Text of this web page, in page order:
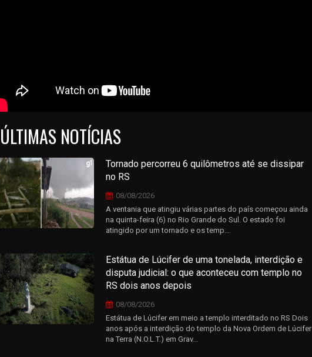
ÚLTIMAS NOTÍCIAS
Tornado percorreu 6 quilômetros até se dissipar
no RS
08/08/2026
A ventania que atingiu várias partes do país começou ainda
na quinta-feira (6) no Rio Grande do Sul. O estado foi
atingido por um tornado e os temp...
Estátua de Lúcifer de uma tonelada, interdição e
disputa judicial: o que aconteceu com templo no
RS dois anos depois
08/08/2026
Estátua de Lúcifer em meio a templo interditado no RS Dois
anos após a interdição do templo da Nova Ordem de Lúcifer
na Terra (N.O.L.T.) em Grav...